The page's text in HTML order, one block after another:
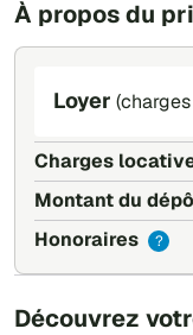
À propos du
Loyer
Charges
Montant du
Honoraires
?
Découvrez